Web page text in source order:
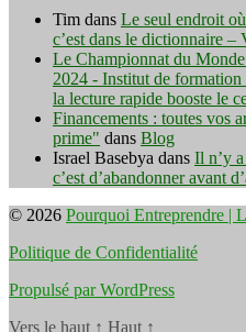
Tim dans Le seul endroit
c’est dans le dictionnaire –
Le Championnat du
2024 - Institut de formation
la lecture rapide booste le
Financements : toutes vos
prime" dans Blog
Israel Basebya dans Il n’y
c’est d’abandonner avant
© 2026 Pourquoi Entreprendre |
Politique de Confidentialité
Propulsé par WordPress
Vers le haut ↑ Haut ↑